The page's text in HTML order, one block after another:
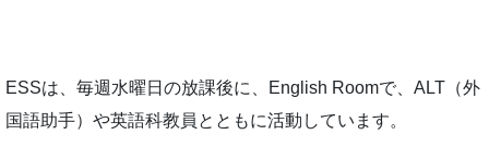
ESSは、毎週水曜日の放課後に、English Roomで、ALT（外
国語助手）や英語科教員とともに活動しています。